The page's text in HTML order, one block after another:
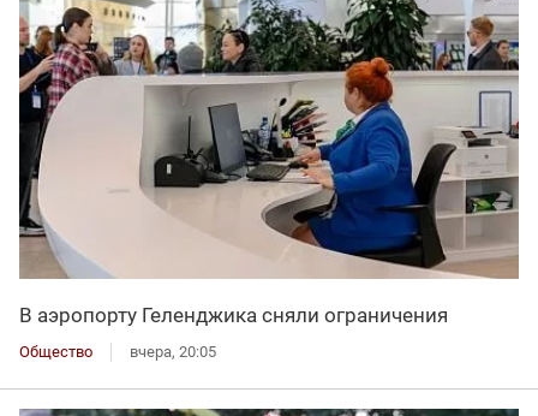
В аэропорту Геленджика сняли ограничения
Общество вчера, 20:05